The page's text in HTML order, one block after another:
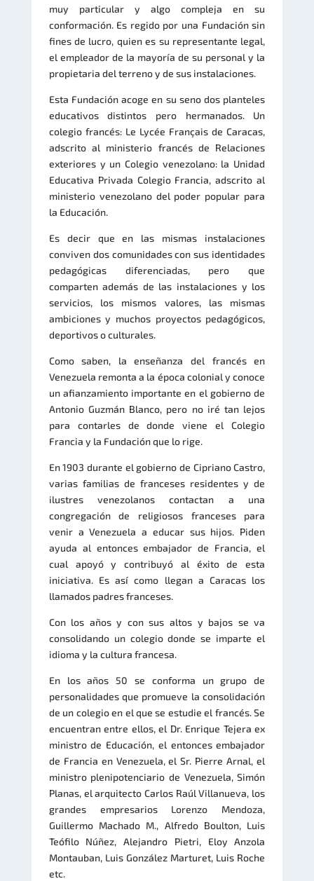
muy particular y algo compleja en su
conformación. Es regido por una Fundación sin
fines de lucro, quien es su representante legal,
el empleador de la mayoría de su personal y la
propietaria del terreno y de sus instalaciones.
Esta Fundación acoge en su seno dos planteles
educativos distintos pero hermanados. Un
colegio francés: Le Lycée Français de Caracas,
adscrito al ministerio francés de Relaciones
exteriores y un Colegio venezolano: la Unidad
Educativa Privada Colegio Francia, adscrito al
ministerio venezolano del poder popular para
la Educación.
Es decir que en las mismas instalaciones
conviven dos comunidades con sus identidades
pedagógicas diferenciadas, pero que
comparten además de las instalaciones y los
servicios, los mismos valores, las mismas
ambiciones y muchos proyectos pedagógicos,
deportivos o culturales.
Como saben, la enseñanza del francés en
Venezuela remonta a la época colonial y conoce
un afianzamiento importante en el gobierno de
Antonio Guzmán Blanco, pero no iré tan lejos
para contarles de donde viene el Colegio
Francia y la Fundación que lo rige.
En 1903 durante el gobierno de Cipriano Castro,
varias familias de franceses residentes y de
ilustres venezolanos contactan a una
congregación de religiosos franceses para
venir a Venezuela a educar sus hijos. Piden
ayuda al entonces embajador de Francia, el
cual apoyó y contribuyó al éxito de esta
iniciativa. Es así como llegan a Caracas los
llamados padres franceses.
Con los años y con sus altos y bajos se va
consolidando un colegio donde se imparte el
idioma y la cultura francesa.
En los años 50 se conforma un grupo de
personalidades que promueve la consolidación
de un colegio en el que se estudie el francés. Se
encuentran entre ellos, el Dr. Enrique Tejera ex
ministro de Educación, el entonces embajador
de Francia en Venezuela, el Sr. Pierre Arnal, el
ministro plenipotenciario de Venezuela, Simón
Planas, el arquitecto Carlos Raúl Villanueva, los
grandes empresarios Lorenzo Mendoza,
Guillermo Machado M., Alfredo Boulton, Luis
Teófilo Núñez, Alejandro Pietri, Eloy Anzola
Montauban, Luis González Marturet, Luis Roche
etc.